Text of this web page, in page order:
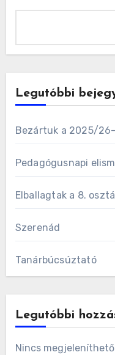
Legutóbbi
Bezártuk a 2025/
Pedagógusnapi
Elballagtak a 8.
Szerenád
Tanárbúcsúztató
Legutóbbi
Nincs